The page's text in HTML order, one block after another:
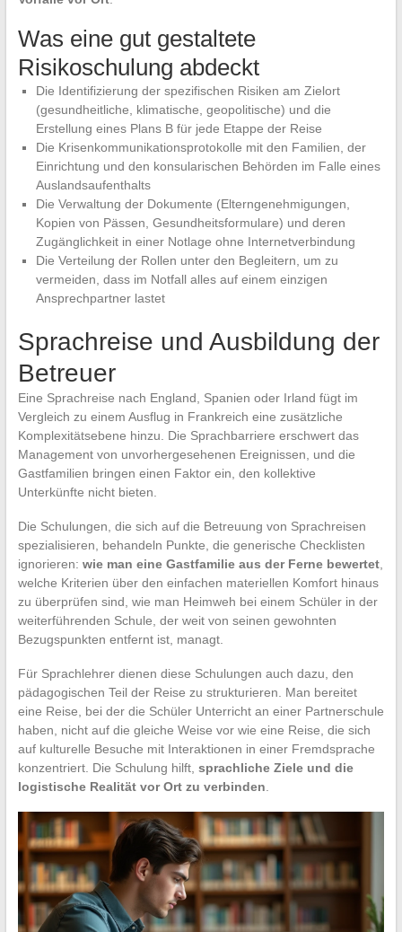
Was eine gut gestaltete
Risikoschulung abdeckt
Die Identifizierung der spezifischen Risiken am Zielort
(gesundheitliche, klimatische, geopolitische) und die
Erstellung eines Plans B für jede Etappe der Reise
Die Krisenkommunikationsprotokolle mit den Familien, der
Einrichtung und den konsularischen Behörden im Falle eines
Auslandsaufenthalts
Die Verwaltung der Dokumente (Elterngenehmigungen,
Kopien von Pässen, Gesundheitsformulare) und deren
Zugänglichkeit in einer Notlage ohne Internetverbindung
Die Verteilung der Rollen unter den Begleitern, um zu
vermeiden, dass im Notfall alles auf einem einzigen
Ansprechpartner lastet
Sprachreise und Ausbildung der
Betreuer
Eine Sprachreise nach England, Spanien oder Irland fügt im
Vergleich zu einem Ausflug in Frankreich eine zusätzliche
Komplexitätsebene hinzu. Die Sprachbarriere erschwert das
Management von unvorhergesehenen Ereignissen, und die
Gastfamilien bringen einen Faktor ein, den kollektive
Unterkünfte nicht bieten.
Die Schulungen, die sich auf die Betreuung von Sprachreisen
spezialisieren, behandeln Punkte, die generische Checklisten
ignorieren: wie man eine Gastfamilie aus der Ferne bewertet,
welche Kriterien über den einfachen materiellen Komfort hinaus
zu überprüfen sind, wie man Heimweh bei einem Schüler in der
weiterführenden Schule, der weit von seinen gewohnten
Bezugspunkten entfernt ist, managt.
Für Sprachlehrer dienen diese Schulungen auch dazu, den
pädagogischen Teil der Reise zu strukturieren. Man bereitet
eine Reise, bei der die Schüler Unterricht an einer Partnerschule
haben, nicht auf die gleiche Weise vor wie eine Reise, die sich
auf kulturelle Besuche mit Interaktionen in einer Fremdsprache
konzentriert. Die Schulung hilft, sprachliche Ziele und die
logistische Realität vor Ort zu verbinden